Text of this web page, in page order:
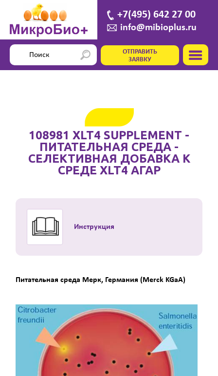
+7(495) 642 27 00
info@mibioplus.ru
ОТПРАВИТЬ
ЗАЯВКУ
108981 XLT4 SUPPLEMENT -
ПИТАТЕЛЬНАЯ СРЕДА -
СЕЛЕКТИВНАЯ ДОБАВКА К
СРЕДЕ XLT4 АГАР
Инструкция
Питательная среда Мерк, Германия (Merck KGaA)